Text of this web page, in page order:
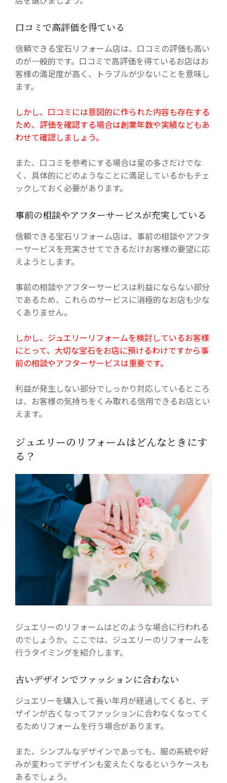
口コミで高評価を得ている
信頼できる宝石リフォーム店は、口コミの評価も高い
のが一般的です。口コミで高評価を得ているお店はお
客様の満足度が高く、トラブルが少ないことを意味し
ます。
しかし、口コミには意図的に作られた内容も存在する
ため、評価を確認する場合は創業年数や実績などもあ
わせて確認しましょう。
また、口コミを参考にする場合は星の多さだけでな
く、具体的にどのようなことに満足しているかもチェ
ックしておく必要があります。
事前の相談やアフターサービスが充実している
信頼できる宝石リフォーム店は、事前の相談やアフタ
ーサービスを充実させてできるだけお客様の要望に応
えようとします。
事前の相談やアフターサービスは利益にならない部分
であるため、これらのサービスに消極的なお店も少な
くありません。
しかし、ジュエリーリフォームを検討しているお客様
にとって、大切な宝石をお店に預けるわけですから事
前の相談やアフターサービスは重要です。
利益が発生しない部分でしっかり対応しているところ
は、お客様の気持ちをくみ取れる信用できるお店とい
えます。
ジュエリーのリフォームはどんなときにす
る？
ジュエリーのリフォームはどのような場合に行われる
のでしょうか。ここでは、ジュエリーのリフォームを
行うタイミングを紹介します。
古いデザインでファッションに合わない
ジュエリーを購入して長い年月が経過してくると、デ
ザインが古くなってファッションに合わなくなってく
るためリフォームを行う場合があります。
また、シンプルなデザインであっても、服の系統や好
みが変わってデザインも変えたくなるというケースも
あるでしょう。